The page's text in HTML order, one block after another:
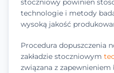
stoczniowy powinien
technologie i metody
wysoką jakość
Procedura dopuszczenia
zakładzie stoczniowym
związana z